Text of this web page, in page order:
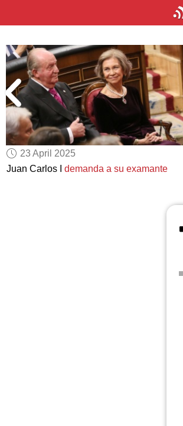
23 April 2025
Juan Carlos Idemanda a su examante